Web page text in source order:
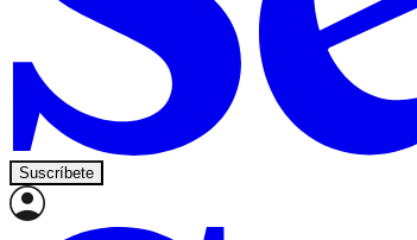
Suscríbete